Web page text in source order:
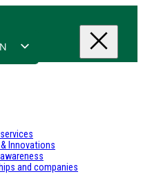
Innovations
and companies